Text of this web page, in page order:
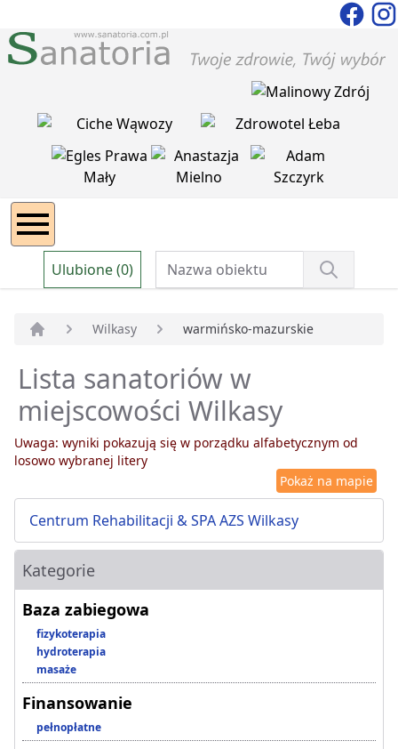
Ulubione (0)
Wilkasy warmińsko-mazurskie
Lista sanatoriów w
miejscowości Wilkasy
Uwaga: wyniki pokazują się w porządku alfabetycznym od
losowo wybranej litery
Pokaż na mapie
Centrum Rehabilitacji & SPA AZS Wilkasy
Kategorie
Baza zabiegowa
fizykoterapia
hydroterapia
masaże
Finansowanie
pełnopłatne